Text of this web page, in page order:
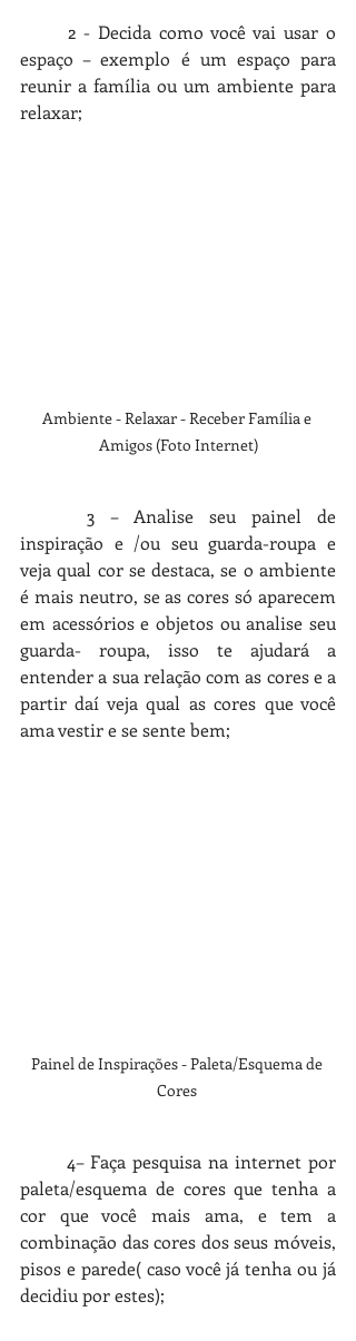
2 - Decida como você vai usar o
espaço – exemplo é um espaço para
reunir a família ou um ambiente para
relaxar;
Ambiente - Relaxar - Receber Família e
Amigos (Foto Internet)
	3
– Analise seu painel de
inspiração e /ou seu guarda-roupa e
veja qual cor se destaca, se o ambiente
é mais neutro, se as cores só aparecem
em acessórios e objetos ou analise seu
guarda- roupa, isso te ajudará a
entender a sua relação com as cores e a
partir daí veja qual as cores que você
ama vestir e se sente bem;
Painel de Inspirações - Paleta/Esquema de
Cores
	4
– Faça pesquisa na internet por
paleta/esquema de cores que tenha a
cor que você mais ama, e tem a
combinação das cores dos seus móveis,
pisos e parede( caso você já tenha ou já
decidiu por estes);